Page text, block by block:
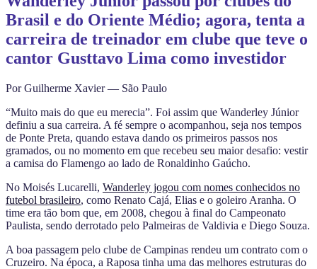
Brasil e do Oriente Médio; agora, tenta a
carreira de treinador em clube que teve o
cantor Gusttavo Lima como investidor
Por Guilherme Xavier — São Paulo
“Muito mais do que eu merecia”. Foi assim que Wanderley Júnior
definiu a sua carreira. A fé sempre o acompanhou, seja nos tempos
de Ponte Preta, quando estava dando os primeiros passos nos
gramados, ou no momento em que recebeu seu maior desafio: vestir
a camisa do Flamengo ao lado de Ronaldinho Gaúcho.
No Moisés Lucarelli, Wanderley jogou com nomes conhecidos no
futebol brasileiro, como Renato Cajá, Elias e o goleiro Aranha. O
time era tão bom que, em 2008, chegou à final do Campeonato
Paulista, sendo derrotado pelo Palmeiras de Valdivia e Diego Souza.
A boa passagem pelo clube de Campinas rendeu um contrato com o
Cruzeiro. Na época, a Raposa tinha uma das melhores estruturas do